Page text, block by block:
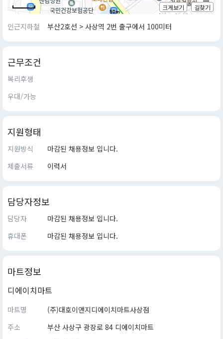
50m
크게보기 길찾기
인근지하철 부산2호선 > 사상역 2번 출구에서 100미터
근무조건
복리후생
우대/가능
지원형태
지원방식
마감된 채용정보 입니다.
제출서류
이력서
담당자정보
담당자
마감된 채용정보 입니다.
휴대폰
마감된 채용정보 입니다.
마트정보
디에이치마트
마트명
(주)대호이앤지디에이치마트사상점
주소
부산 사상구 광장로 84 디에이치마트